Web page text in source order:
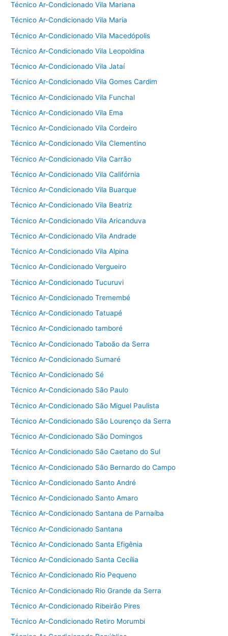
Técnico Ar-Condicionado Vila Mariana
Técnico Ar-Condicionado Vila Maria
Técnico Ar-Condicionado Vila Macedópolis
Técnico Ar-Condicionado Vila Leopoldina
Técnico Ar-Condicionado Vila Jataí
Técnico Ar-Condicionado Vila Gomes Cardim
Técnico Ar-Condicionado Vila Funchal
Técnico Ar-Condicionado Vila Ema
Técnico Ar-Condicionado Vila Cordeiro
Técnico Ar-Condicionado Vila Clementino
Técnico Ar-Condicionado Vila Carrão
Técnico Ar-Condicionado Vila Califórnia
Técnico Ar-Condicionado Vila Buarque
Técnico Ar-Condicionado Vila Beatriz
Técnico Ar-Condicionado Vila Aricanduva
Técnico Ar-Condicionado Vila Andrade
Técnico Ar-Condicionado Vila Alpina
Técnico Ar-Condicionado Vergueiro
Técnico Ar-Condicionado Tucuruvi
Técnico Ar-Condicionado Tremembé
Técnico Ar-Condicionado Tatuapé
Técnico Ar-Condicionado tamboré
Técnico Ar-Condicionado Taboão da Serra
Técnico Ar-Condicionado Sumaré
Técnico Ar-Condicionado Sé
Técnico Ar-Condicionado São Paulo
Técnico Ar-Condicionado São Miguel Paulista
Técnico Ar-Condicionado São Lourenço da Serra
Técnico Ar-Condicionado São Domingos
Técnico Ar-Condicionado São Caetano do Sul
Técnico Ar-Condicionado São Bernardo do Campo
Técnico Ar-Condicionado Santo André
Técnico Ar-Condicionado Santo Amaro
Técnico Ar-Condicionado Santana de Parnaíba
Técnico Ar-Condicionado Santana
Técnico Ar-Condicionado Santa Efigênia
Técnico Ar-Condicionado Santa Cecília
Técnico Ar-Condicionado Rio Pequeno
Técnico Ar-Condicionado Rio Grande da Serra
Técnico Ar-Condicionado Ribeirão Pires
Técnico Ar-Condicionado Retiro Morumbi